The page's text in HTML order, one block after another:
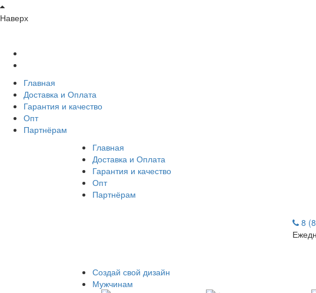
Наверх
Главная
Доставка и Оплата
Гарантия и качество
Опт
Партнёрам
Главная
Доставка и Оплата
Гарантия и качество
Опт
Партнёрам
8
Создай свой дизайн
Мужчинам